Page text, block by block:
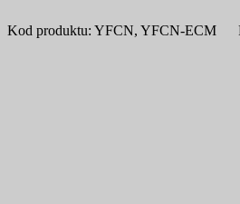
Kod produktu: YFCN, YFCN-ECM